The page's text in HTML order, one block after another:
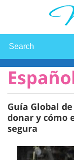
Guía Global
donar y cómo
segura